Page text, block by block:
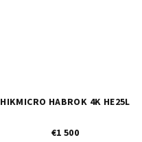
HIKMICRO HABROK 4K HE25L
€1 500